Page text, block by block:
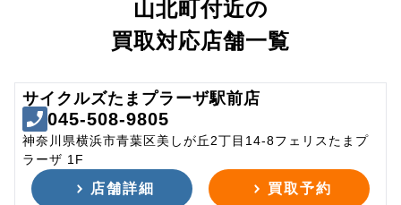
山北町付近の
買取対応店舗一覧
サイクルズたまプラーザ駅前店
045-508-9805
神奈川県横浜市青葉区美しが丘2丁目14-8フェリスたまプ
ラーザ 1F
店舗詳細 買取予約